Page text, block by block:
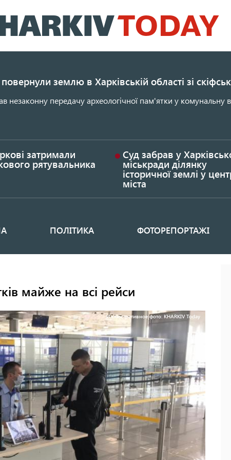
до
основного
землю в Харківській області зі
незаконну передачу археологічної пам'ятки у комунальну
затримали
рятувальника
Суд забрав у
міськради ділянку
історичної землі у
міста
ПОЛІТИКА ФОТОРЕПОРТАЖІ
майже на всі рейси
Иллюстративное фото: KHARKIV Today